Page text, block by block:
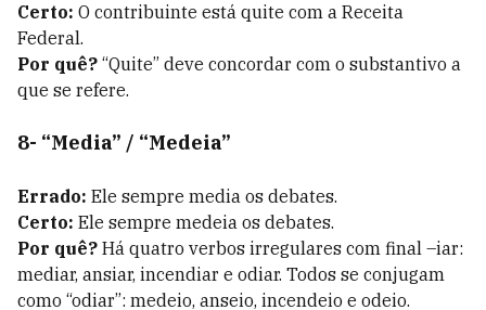
Certo: O contribuinte está quite com a Receita
Federal.
Por quê? “Quite” deve concordar com o substantivo a
que se refere.
8- “Media” / “Medeia”
Errado: Ele sempre media os debates.
Certo: Ele sempre medeia os debates.
Por quê? Há quatro verbos irregulares com final –iar:
mediar, ansiar, incendiar e odiar. Todos se conjugam
como “odiar”: medeio, anseio, incendeio e odeio.